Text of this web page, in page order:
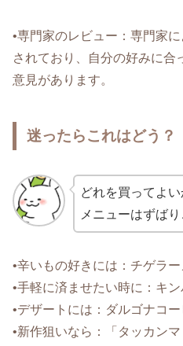
•専門家のレビュー：専門家
されており、自分の好みに合
意見があります。
迷ったらこれはどう？
どれを買ってよ
メニューはずばり
•辛いもの好きには：チゲラ
•手軽に済ませたい時に：キ
•デザートには：ダルゴナコ
•新作狙いなら：「タッカン